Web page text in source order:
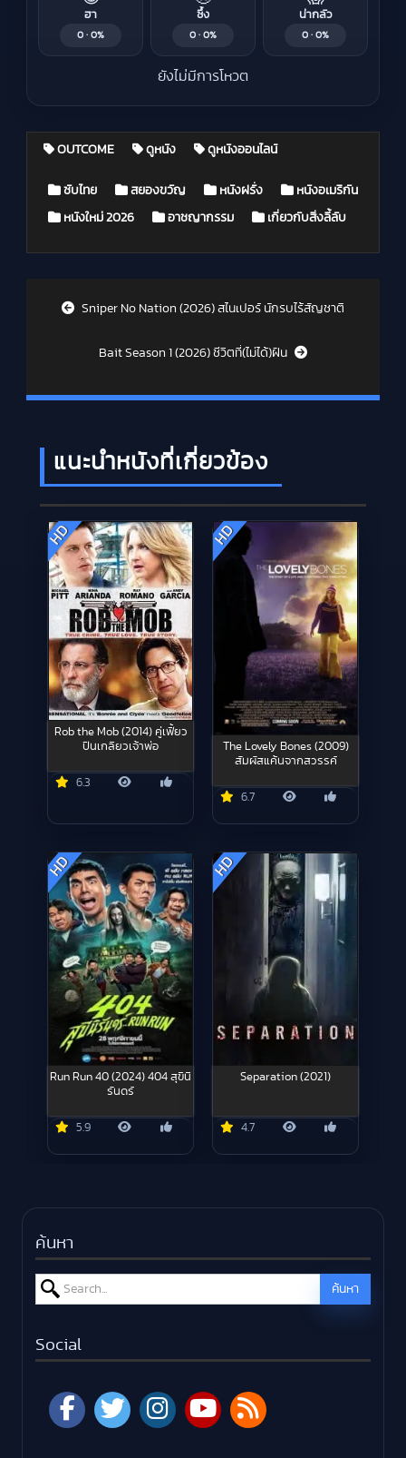
ฮา
0 · 0%
ซึ้ง
0 · 0%
น่ากลัว
0 · 0%
ยังไม่มีการโหวต
OUTCOME ดูหนัง ดูหนังออนไลน์
Posted in
ซับไทย สยองขวัญ หนังฝรั่ง หนังอเมริกัน
หนังใหม่ 2026 อาชญากรรม เกี่ยวกับสิ่งลี้ลับ
Post navigationSniper No Nation (2026) สไนเปอร์ นักรบไร้สัญชาติ
Bait Season 1 (2026) ชีวิตที่(ไม่ได้)ฝัน
แนะนำหนังที่เกี่ยวข้อง
HD
Rob the Mob (2014) คู่เฟี้ยว
ปีนเกลียวเจ้าพ่อ
6.3
HD
The Lovely Bones (2009)
สัมผัสแค้นจากสวรรค์
6.7
HD
Run Run 40 (2024) 404 สุขีนิ
รันดร์
5.9
HD
Separation (2021)
4.7
ค้นหา
Search for: ค้นหา
Social